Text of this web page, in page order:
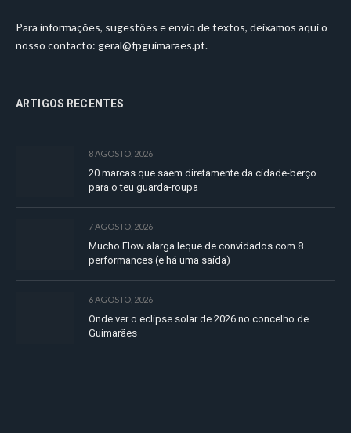
Para informações, sugestões e envio de textos, deixamos aqui o
nosso contacto: geral@fpguimaraes.pt.
ARTIGOS RECENTES
8 AGOSTO, 2026
20 marcas que saem diretamente da cidade-berço
para o teu guarda-roupa
7 AGOSTO, 2026
Mucho Flow alarga leque de convidados com 8
performances (e há uma saída)
6 AGOSTO, 2026
Onde ver o eclipse solar de 2026 no concelho de
Guimarães